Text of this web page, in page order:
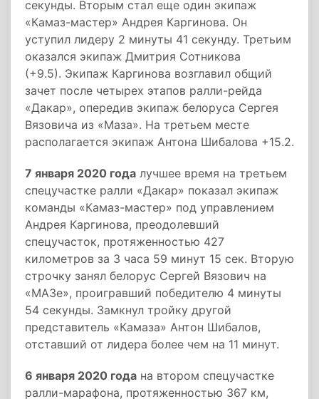
секунды. Вторым стал еще один экипаж
«Камаз-мастер» Андрея Каргинова. Он
уступил лидеру 2 минуты 41 секунду. Третьим
оказался экипаж Дмитрия Сотникова
(+9.5). Экипаж Каргинова возглавил общий
зачет после четырех этапов ралли-рейда
«Дакар», опередив экипаж белоруса Сергея
Вязовича из «Маза». На третьем месте
располагается экипаж Антона Шибалова +15.2.
7 января 2020 года лучшее время на третьем
спецучастке ралли «Дакар» показал экипаж
команды «Камаз-мастер» под управлением
Андрея Каргинова, преодолевший
спецучасток, протяженностью 427
километров за 3 часа 59 минут 15 сек. Вторую
строчку занял белорус Сергей Вязович на
«МАЗе», проигравший победителю 4 минуты
54 секунды. Замкнул тройку другой
представитель «Камаза» Антон Шибалов,
отставший от лидера более чем на 11 минут.
6 января 2020 года на втором спецучастке
ралли-марафона, протяженностью 367 км,